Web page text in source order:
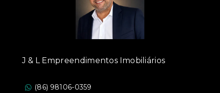
J & L Empreendimentos Imobiliários
(86) 98106-0359